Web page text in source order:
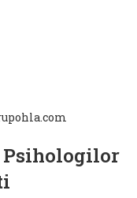
Psihologilor